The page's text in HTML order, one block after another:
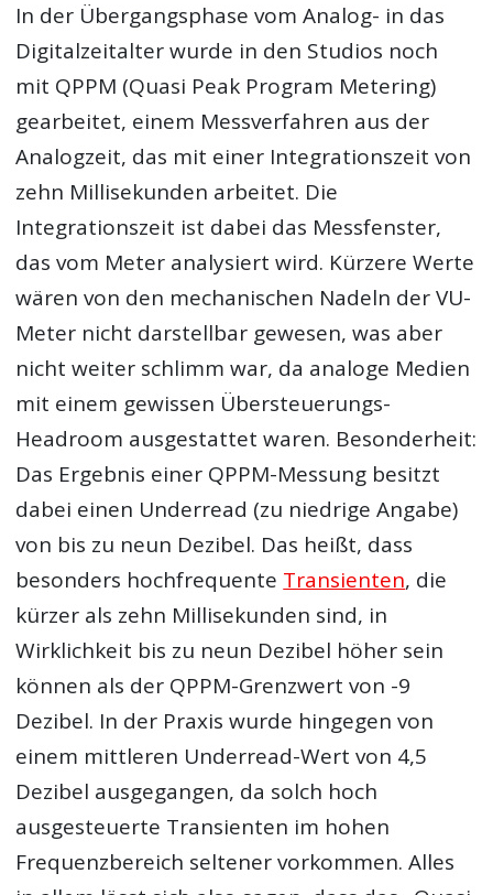
In der Übergangsphase vom Analog- in das
Digitalzeitalter wurde in den Studios noch
mit QPPM (Quasi Peak Program Metering)
gearbeitet, einem Messverfahren aus der
Analogzeit, das mit einer Integrationszeit von
zehn Millisekunden arbeitet. Die
Integrationszeit ist dabei das Messfenster,
das vom Meter analysiert wird. Kürzere Werte
wären von den mechanischen Nadeln der VU-
Meter nicht darstellbar gewesen, was aber
nicht weiter schlimm war, da analoge Medien
mit einem gewissen Übersteuerungs-
Headroom ausgestattet waren. Besonderheit:
Das Ergebnis einer QPPM-Messung besitzt
dabei einen Underread (zu niedrige Angabe)
von bis zu neun Dezibel. Das heißt, dass
besonders hochfrequente Transienten, die
kürzer als zehn Millisekunden sind, in
Wirklichkeit bis zu neun Dezibel höher sein
können als der QPPM-Grenzwert von -9
Dezibel. In der Praxis wurde hingegen von
einem mittleren Underread-Wert von 4,5
Dezibel ausgegangen, da solch hoch
ausgesteuerte Transienten im hohen
Frequenzbereich seltener vorkommen. Alles